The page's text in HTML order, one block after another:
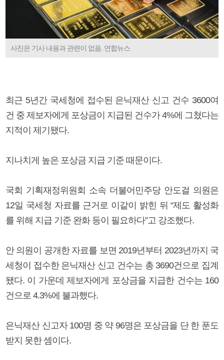
사진은 기사 내용과 관련이 없음. 연합뉴스
최근 5년간 국세청에 접수된 은닉재산 신고 건수 3600여
건 중 제보자에게 포상금이 지급된 건수가 4%에 그쳤다는
지적이 제기됐다.
지나치게 높은 포상금 지급 기준 때문이다.
국회 기획재정위원회 소속 더불어민주당 안도걸 의원은
12일 국세청 자료를 근거로 이같이 밝힌 뒤 “제도 활성화
를 위해 지급 기준 완화 등이 필요하다”고 강조했다.
안 의원이 공개한 자료를 보면 2019년부터 2023년까지 국
세청이 접수한 은닉재산 신고 건수는 총 3690건으로 집계
됐다. 이 가운데 제보자에게 포상금을 지급한 건수는 160
건으로 4.3%에 불과했다.
은닉재산 신고자 100명 중 약 96명은 포상금을 단 한 푼도
받지 못한 셈이다.